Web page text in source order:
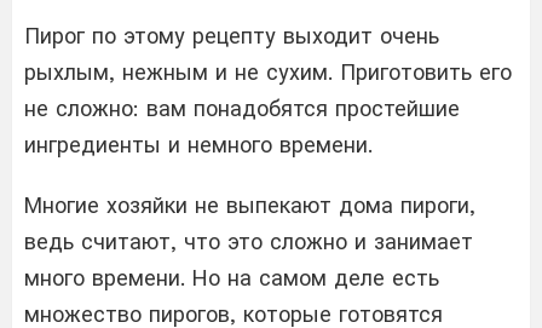
Пирог по этому рецепту выходит очень
рыхлым, нежным и не сухим. Приготовить его
не сложно: вам понадобятся простейшие
ингредиенты и немного времени.
Многие хозяйки не выпекают дома пироги,
ведь считают, что это сложно и занимает
много времени. Но на самом деле есть
множество пирогов, которые готовятся